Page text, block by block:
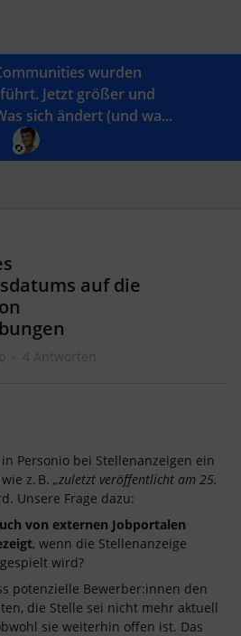
wurden
Jetzt größer und
sich ändert (und wa...
auf die
4 Antworten
Personio bei Stellenanzeigen ein
z. B. „zuletzt veröffentlicht am 25.
Unsere Frage dazu:
von externen Jobportalen
, wenn die Stellenanzeige
wird?
potenzielle Bewerber:innen den
die Stelle sei nicht mehr aktuell
sie weiterhin offen ist. Das